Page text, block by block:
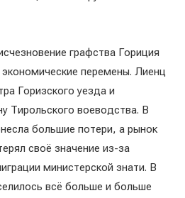
графства Гориция
перемены. Лиенц
Горизского уезда и
Тирольского воеводства. В
большие потери, а рынок
своё значение из-за
министерской знати. В
всё больше и больше